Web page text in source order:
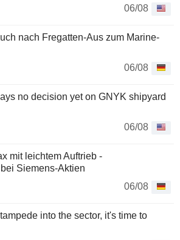
06/08
nach Fregatten-Aus zum Marine-
06/08
no decision yet on GNYK shipyard
06/08
mit leichtem Auftrieb -
Siemens-Aktien
06/08
into the sector, it's time to